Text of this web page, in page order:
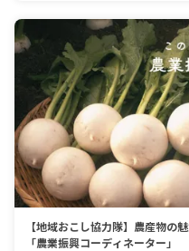
【地域おこし協力隊】農産物の
「農業振興コーディネーター」